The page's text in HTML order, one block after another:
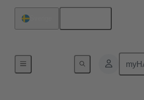
Förbindning moderkort till